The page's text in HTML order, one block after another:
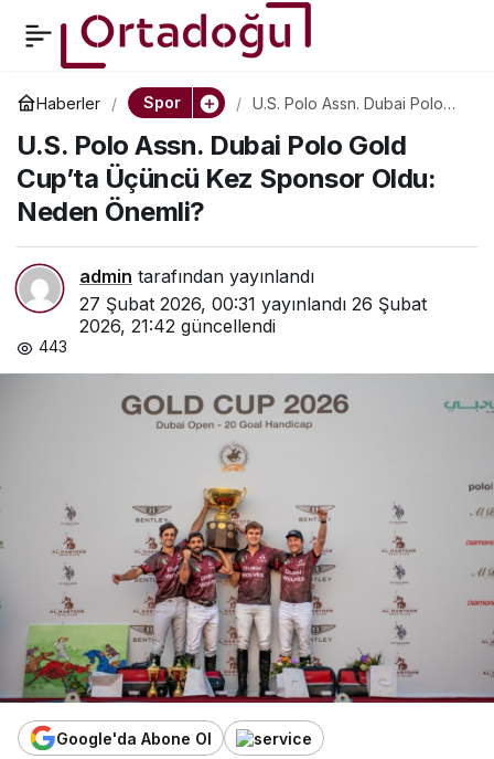
Haberler Spor
U.S. Polo Assn. Dubai Polo
Sponsor Oldu: Neden
Önemli?
U.S. Polo Assn. Dubai Polo Gold
Cup’ta Üçüncü Kez Sponsor Oldu:
Neden Önemli?
admin tarafından yayınlandı
27 Şubat 2026, 00:31 yayınlandı 26 Şubat
2026, 21:42 güncellendi
443
Google'da Abone Ol
Victory Eastern Hay,
2026 ABD Açık Kadınlar
Polo Şampiyonası’nı
Kazandı